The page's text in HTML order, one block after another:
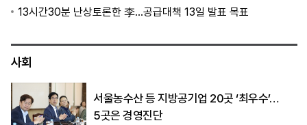
13시간30분 난상토론한 李…공급대책 13일 발표 목표
사회
서울농수산 등 지방공기업 20곳 ‘최우수’…
5곳은 경영진단